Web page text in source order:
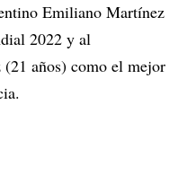
Emiliano Martínez
2022 y al
(21 años) como el mejor